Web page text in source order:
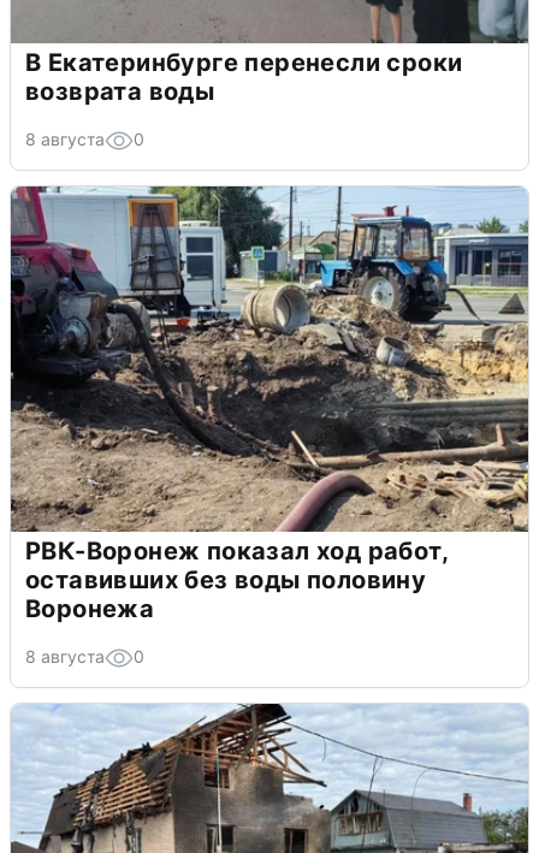
В Екатеринбурге перенесли сроки
возврата воды
8 августа 0
РВК-Воронеж показал ход работ,
оставивших без воды половину
Воронежа
8 августа 0